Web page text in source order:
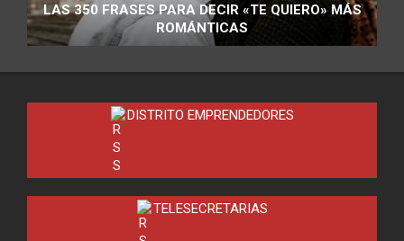
LAS 350 FRASES PARA DECIR «TE QUIERO» MÁS
ROMÁNTICAS
DISTRITO EMPRENDEDORES
TELESECRETARIAS